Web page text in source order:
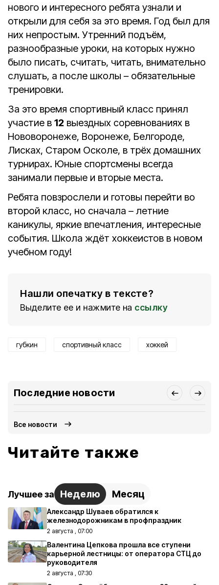
нового и интересного ребята узнали и
открыли для себя за это время. Год был для
них непростым. Утренний подъём,
разнообразные уроки, на которых нужно
было писать, считать, читать, внимательно
слушать, а после школы – обязательные
тренировки.
За это время спортивный класс принял
участие в 12 выездных соревнованиях в
Нововоронеже, Воронеже, Белгороде,
Лисках, Старом Осколе, в трёх домашних
турнирах. Юные спортсмены всегда
занимали первые и вторые места.
Ребята повзрослели и готовы перейти во
второй класс, но сначала – летние
каникулы, яркие впечатления, интересные
события. Школа ждёт хоккеистов в новом
учебном году!
Нашли опечатку в тексте?
Выделите ее и нажмите на ссылку
губкин спортивный класс хоккей
Последние новости
Все новости
Читайте также
Лучшее за Неделю Месяц
Александр Шуваев обратился к
железнодорожникам в профпраздник
2 августа , 07:00
Валентина Цепкова прошла все ступени
карьерной лестницы: от оператора СТЦ до
руководителя
2 августа , 07:30